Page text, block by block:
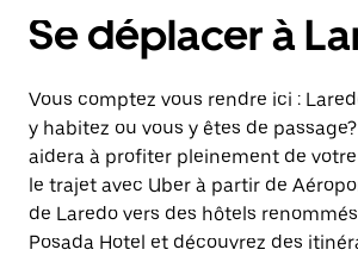
Se déplacer à
Vous comptez vous rendre ici :
y habitez ou vous y êtes de
aidera à profiter pleinement de
le trajet avec Uber à partir de
de Laredo vers des hôtels
Posada Hotel et découvrez des